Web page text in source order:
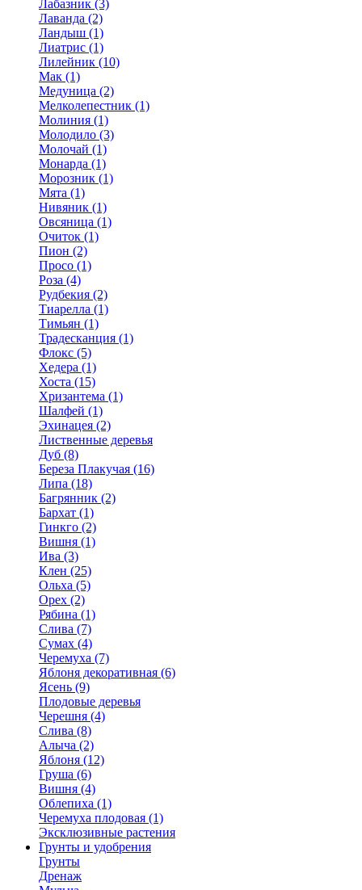
Лабазник (3)
Лаванда (2)
Ландыш (1)
Лиатрис (1)
Лилейник (10)
Мак (1)
Медуница (2)
Мелколепестник (1)
Молиния (1)
Молодило (3)
Молочай (1)
Монарда (1)
Морозник (1)
Мята (1)
Нивяник (1)
Овсяница (1)
Очиток (1)
Пион (2)
Просо (1)
Роза (4)
Рудбекия (2)
Тиарелла (1)
Тимьян (1)
Традесканция (1)
Флокс (5)
Хедера (1)
Хоста (15)
Хризантема (1)
Шалфей (1)
Эхинацея (2)
Лиственные деревья
Дуб (8)
Береза Плакучая (16)
Липа (18)
Багрянник (2)
Бархат (1)
Гинкго (2)
Вишня (1)
Ива (3)
Клен (25)
Ольха (5)
Орех (2)
Рябина (1)
Слива (7)
Сумах (4)
Черемуха (7)
Яблоня декоративная (6)
Ясень (9)
Плодовые деревья
Черешня (4)
Слива (8)
Алыча (2)
Яблоня (12)
Груша (6)
Вишня (4)
Облепиха (1)
Черемуха плодовая (1)
Эксклюзивные растения
Грунты и удобрения
Грунты
Дренаж